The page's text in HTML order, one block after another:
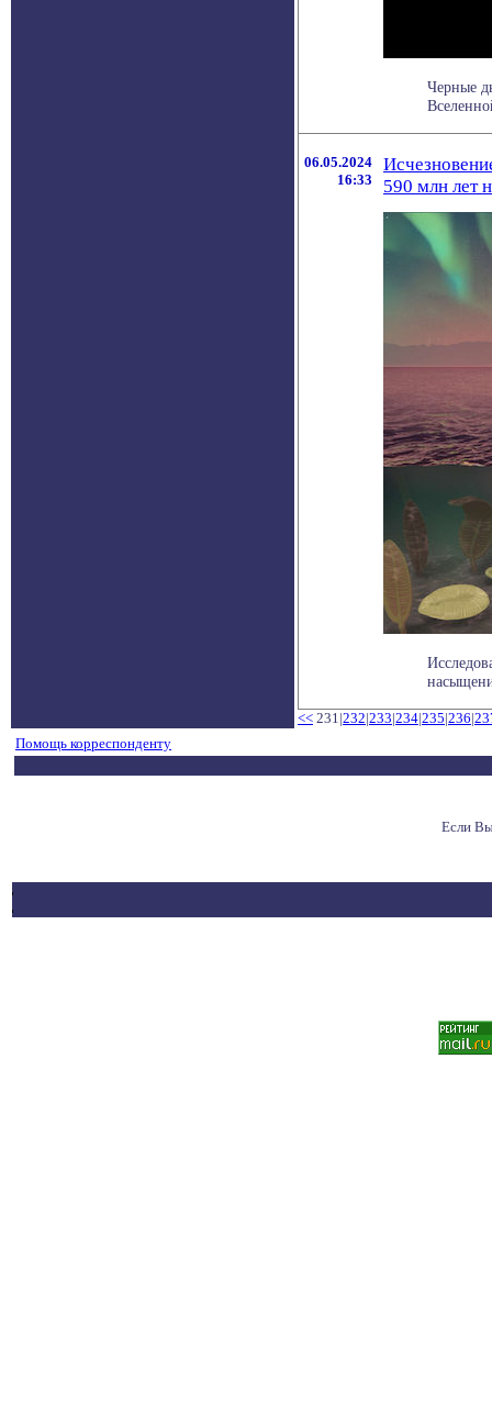
Черные
06.05.2024
16:33
590 млн лет
<< 231|232|233|234|235|236|
Помощь корреспонденту
Если